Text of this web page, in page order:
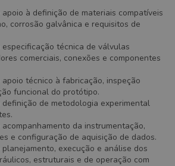
à definição de materiais compatíveis
corrosão galvânica e requisitos de
técnica de válvulas
comerciais, conexões e componentes
técnico à fabricação, inspeção
funcional do protótipo.
de metodologia experimental
da instrumentação,
e configuração de aquisição de dados.
execução e análise dos
estruturais e de operação com